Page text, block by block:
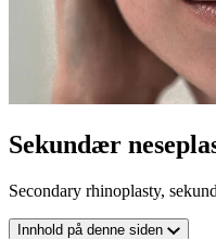
Sekundær
Secondary rhinoplasty,
Innhold på denne siden